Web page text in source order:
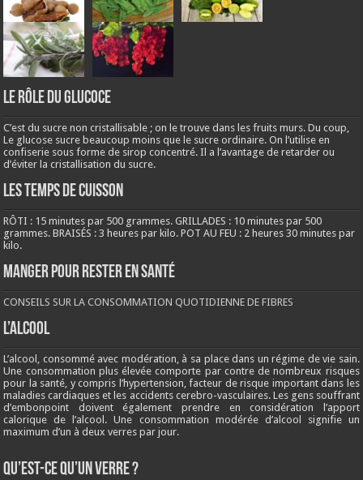
LE RÔLE DU GLUCOCE
C’est du sucre non cristallisable ; on le trouve dans les fruits murs. Du coup,
Le glucose sucre beaucoup moins que le sucre ordinaire. On l’utilise en
confiserie sous forme de sirop concentré. Il a l’avantage de retarder ou
d’éviter la cristallisation du sucre.
LES TEMPS DE CUISSON
RÔTI : 15 minutes par 500 grammes. GRILLADES : 10 minutes par 500
grammes. BRAISÉS : 3 heures par kilo. POT AU FEU : 2 heures 30 minutes par
kilo.
Manger pour rester en santé
CONSEILS SUR LA CONSOMMATION QUOTIDIENNE DE FIBRES
L’ALCOOL
L’alcool, consommé avec modération, à sa place dans un régime de vie sain.
Une consommation plus élevée comporte par contre de nombreux risques
pour la santé, y compris l’hypertension, facteur de risque important dans les
maladies cardiaques et les accidents cerebro-vasculaires. Les gens souffrant
d’embonpoint doivent également prendre en considération l’apport
calorique de l’alcool. Une consommation modérée d’alcool signifie un
maximum d’un à deux verres par jour.
QU’EST-CE QU’UN VERRE ?